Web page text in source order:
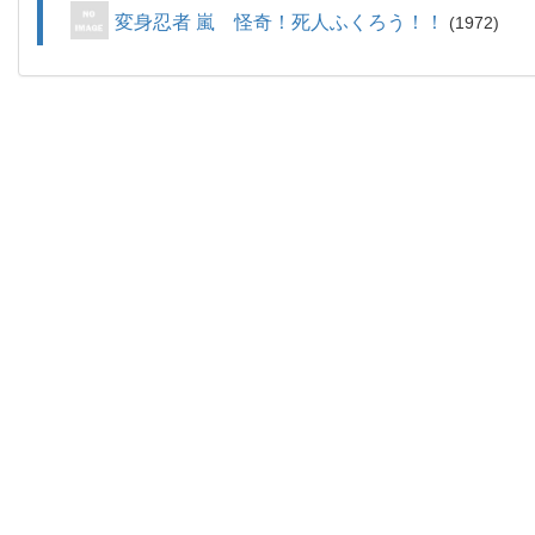
変身忍者 嵐 怪奇！死人ふくろう！！ 1972